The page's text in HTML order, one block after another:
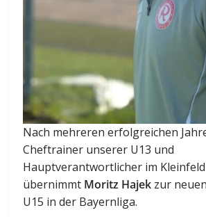
Nach mehreren erfolgreichen
Cheftrainer unserer U13 und
Hauptverantwortlicher im
übernimmt Moritz Hajek zur
U15 in der Bayernliga.